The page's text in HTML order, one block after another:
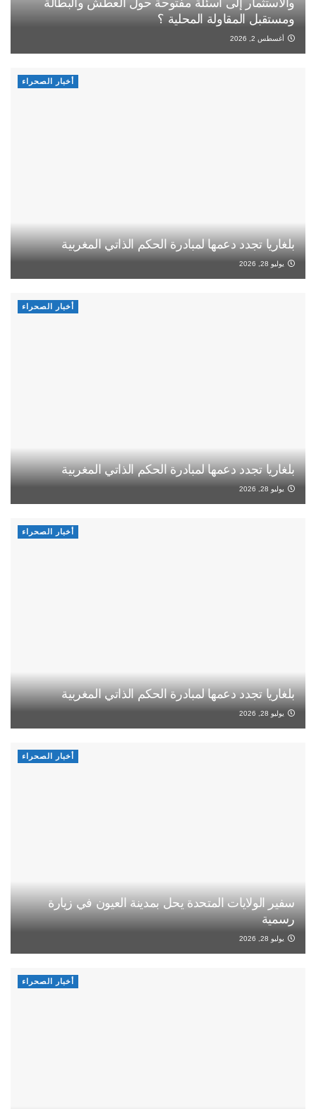
ومستقبل المقاولة المحلية ؟
أغسطس 2, 2026
أخبار الصحراء
بلغاريا تجدد دعمها لمبادرة الحكم الذاتي المغربية
يوليو 28, 2026
أخبار الصحراء
بلغاريا تجدد دعمها لمبادرة الحكم الذاتي المغربية
يوليو 28, 2026
أخبار الصحراء
بلغاريا تجدد دعمها لمبادرة الحكم الذاتي المغربية
يوليو 28, 2026
أخبار الصحراء
سفير الولايات المتحدة يحل بمدينة العيون في زيارة
رسمية
يوليو 28, 2026
أخبار الصحراء